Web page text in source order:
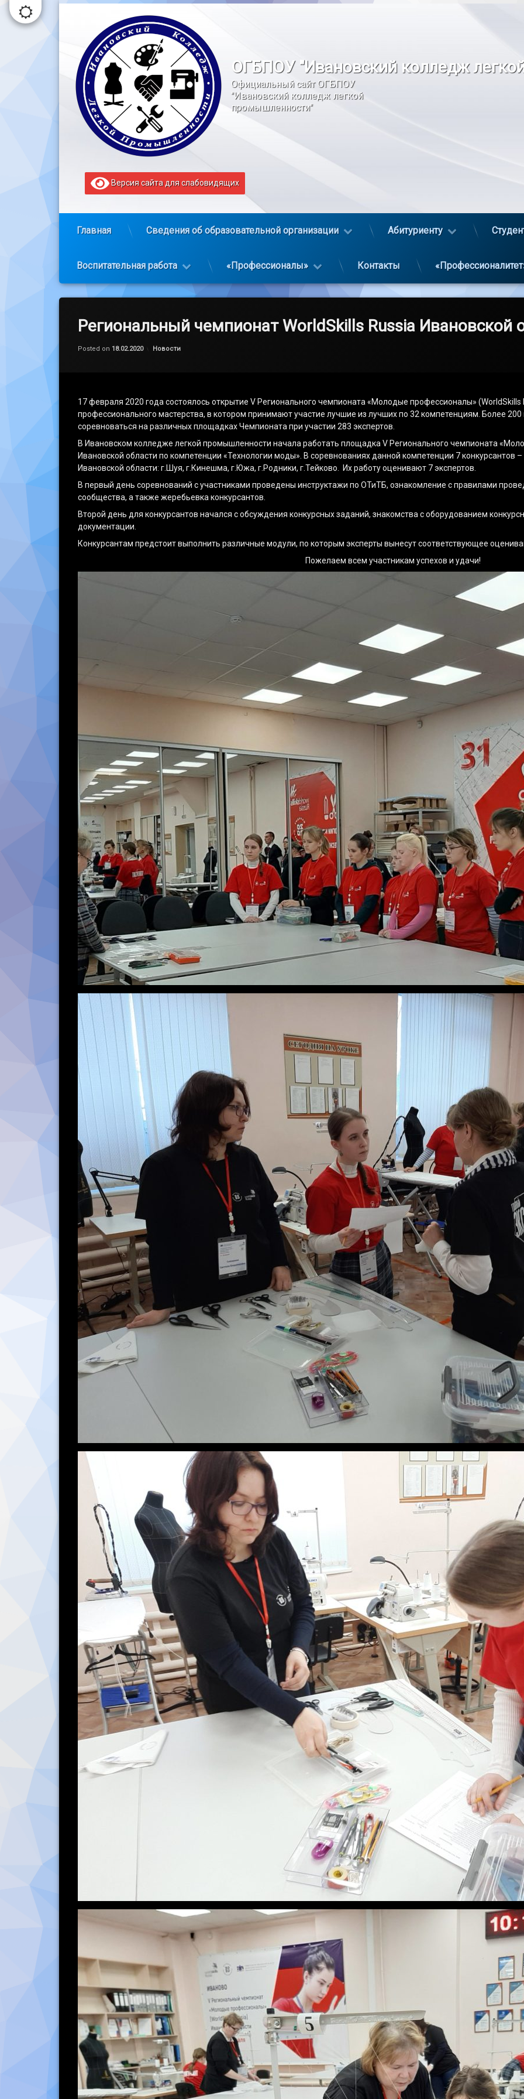
Перейти
содержимому
ОГБПОУ "Ивановский колледж
Официальный сайт ОГБПОУ
"Ивановский колледж легкой
промышленности"
Версия сайта для слабовидящих
Главная Сведения об образовательной организации Абитуриенту
Воспитательная работа «Профессионалы» Контакты
Региональный чемпионат WorldSkills Russia Ивановской
Posted on 18.02.2020
Обновлено на
by
Категории:
Новости
17 февраля 2020 года состоялось открытие V Регионального чемпионата «Молодые профессионалы» (WorldSkills
профессионального мастерства, в котором принимают участие лучшие из лучших по 32 компетенциям. Более 200
соревноваться на различных площадках Чемпионата при участии 283 экспертов.
В Ивановском колледже легкой промышленности начала работать площадка V Регионального чемпионата
Ивановской области по компетенции «Технологии моды». В соревнованиях данной компетенции 7 конкурсантов
Ивановской области: г.Шуя, г.Кинешма, г.Южа, г.Родники, г.Тейково. Их работу оценивают 7 экспертов.
В первый день соревнований с участниками проведены инструктажи по ОТиТБ, ознакомление с правилами
сообщества, а также жеребьевка конкурсантов.
Второй день для конкурсантов начался с обсуждения конкурсных заданий, знакомства с оборудованием
документации.
Конкурсантам предстоит выполнить различные модули, по которым эксперты вынесут соответствующее
Пожелаем всем участникам успехов и удачи!